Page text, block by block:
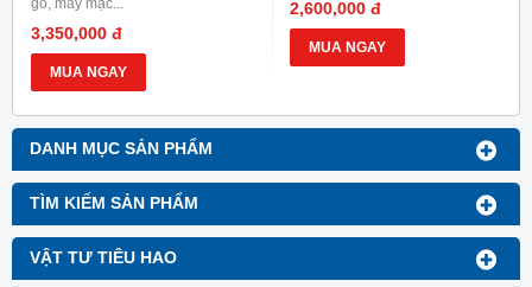
DANH MỤC SẢN PHẨM
TÌM KIẾM SẢN PHẨM
VẬT TƯ TIÊU HAO
gỗ, may mặc...
3,350,000 đ
MUA NGAY
2,600,000 đ
MUA NGAY